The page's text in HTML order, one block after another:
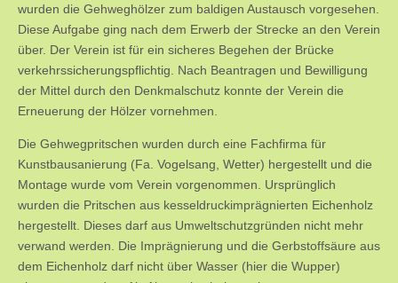
wurden die Gehweghölzer zum baldigen Austausch vorgesehen.
Diese Aufgabe ging nach dem Erwerb der Strecke an den Verein
über. Der Verein ist für ein sicheres Begehen der Brücke
verkehrssicherungspflichtig. Nach Beantragen und Bewilligung
der Mittel durch den Denkmalschutz konnte der Verein die
Erneuerung der Hölzer vornehmen.
Die Gehwegpritschen wurden durch eine Fachfirma für
Kunstbausanierung (Fa. Vogelsang, Wetter) hergestellt und die
Montage wurde vom Verein vorgenommen. Ursprünglich
wurden die Pritschen aus kesseldruckimprägnierten Eichenholz
hergestellt. Dieses darf aus Umweltschutzgründen nicht mehr
verwand werden. Die Imprägnierung und die Gerbstoffsäure aus
dem Eichenholz darf nicht über Wasser (hier die Wupper)